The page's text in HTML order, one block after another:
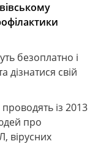
безоплатно і
дізнатися свій
із 2013
про
вірусних